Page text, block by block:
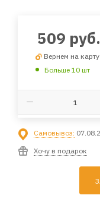
509 руб.
Вернем на
Больше 10 шт
Самовывоз:
Хочу в подарок